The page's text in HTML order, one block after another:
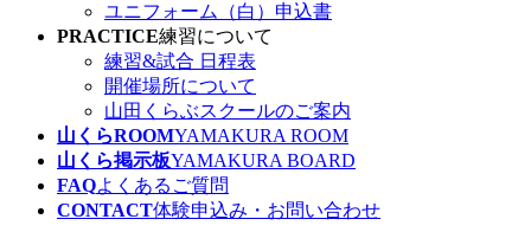
ユニフォーム（白）申込書
PRACTICE練習について
練習&試合 日程表
開催場所について
山田くらぶスクールのご案内
山くらROOMYAMAKURA ROOM
山くら掲示板YAMAKURA BOARD
FAQよくあるご質問
CONTACT体験申込み・お問い合わせ